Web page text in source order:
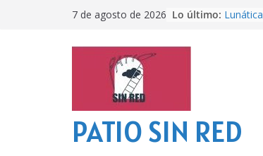
7 de agosto de 2026 Lo último: Lunática
PATIO SIN RED